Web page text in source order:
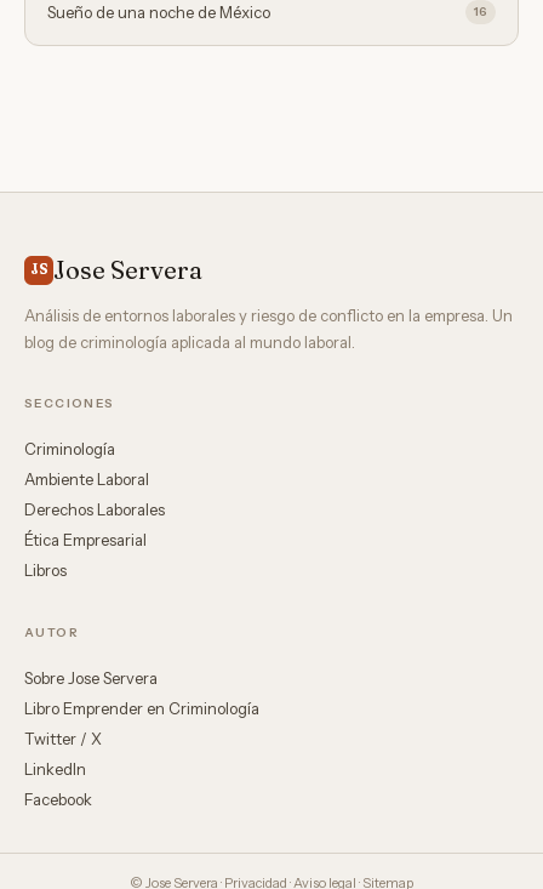
Sueño de una noche de México 16
JS Jose Servera
Análisis de entornos laborales y riesgo de conflicto en la empresa. Un
blog de criminología aplicada al mundo laboral.
SECCIONES
Criminología
Ambiente Laboral
Derechos Laborales
Ética Empresarial
Libros
AUTOR
Sobre Jose Servera
Libro Emprender en Criminología
Twitter / X
LinkedIn
Facebook
© Jose Servera · Privacidad · Aviso legal · Sitemap